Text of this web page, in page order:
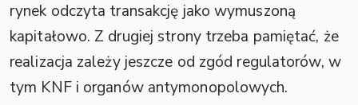
rynek odczyta transakcję jako wymuszoną
kapitałowo. Z drugiej strony trzeba pamiętać, że
realizacja zależy jeszcze od zgód regulatorów, w
tym KNF i organów antymonopolowych.